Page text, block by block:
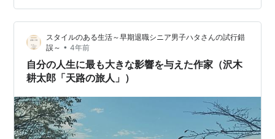
験すべく、そこそこ忙しくしていました。 その後、再就
職をした今は、週に４日が仕事で、土日月がお休…
スタイルのある生活～早期退職シニア男子ハタさんの試行錯
誤～ • 4年前
自分の人生に最も大きな影響を与えた作家（沢木
耕太郎「天路の旅人」）